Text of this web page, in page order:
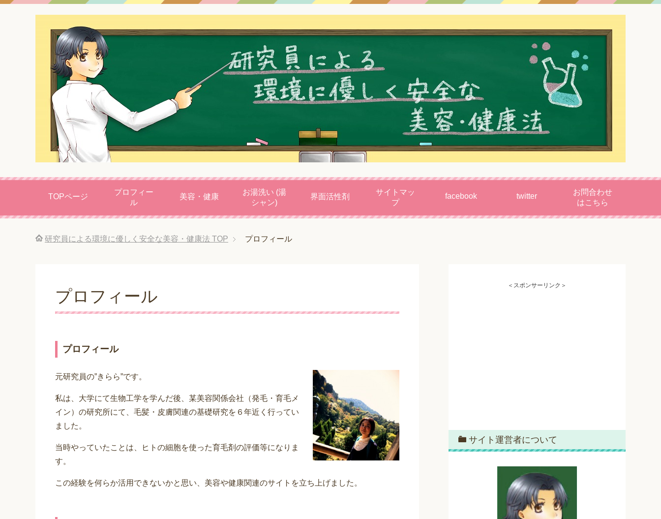
TOPページ
プロフィー
ル
美容・健康
お湯洗い (湯
シャン)
界面活性剤
サイトマッ
プ
facebook twitter
お問合わせ
はこちら
研究員による環境に優しく安全な美容・健康法 TOP プロフィール
プロフィール
プロフィール
元研究員の”きらら”です。
私は、大学にて生物工学を学んだ後、某美容関係会社（発毛・育毛メ
イン）の研究所にて、毛髪・皮膚関連の基礎研究を６年近く行ってい
ました。
当時やっていたことは、ヒトの細胞を使った育毛剤の評価等になりま
す。
この経験を何らか活用できないかと思い、美容や健康関連のサイトを立ち上げました。
＜スポンサーリンク＞
サイト運営者について